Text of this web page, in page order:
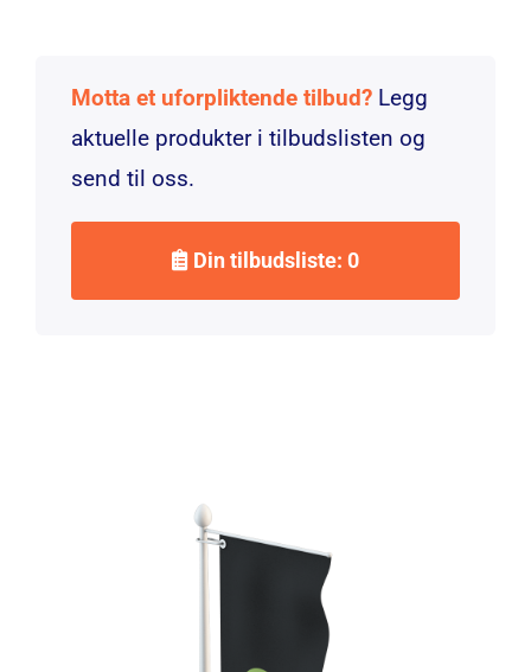
Motta et uforpliktende tilbud?Legg
aktuelle produkter i tilbudslisten og
send til oss.
Din tilbudsliste: 0